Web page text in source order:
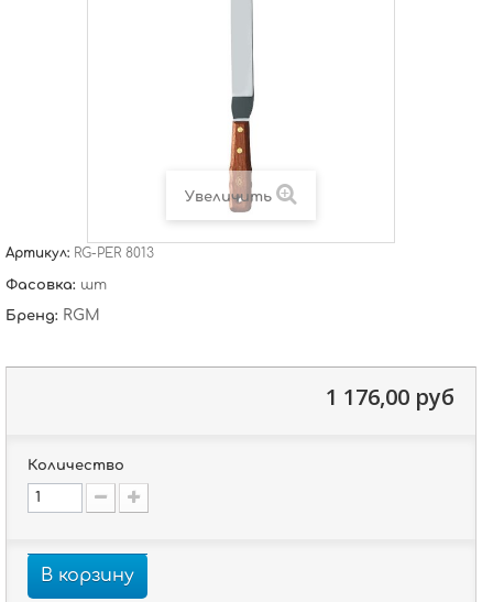
Увеличить
Артикул: RG-PER 8013
Фасовка: шт
Бренд: RGM
1 176,00 руб
Количество
В корзину